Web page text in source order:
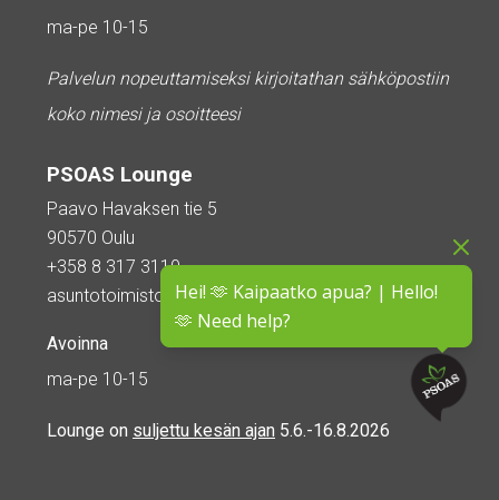
Hei! 🫶 Kaipaatko apua? | Hello!
🫶 Need help?
ma-pe 10-15
Palvelun nopeuttamiseksi kirjoitathan sähköpostiin
koko nimesi ja osoitteesi
PSOAS Lounge
Paavo Havaksen tie 5
90570 Oulu
+358 8 317 3110
asuntotoimisto@psoas.fi
Avoinna
ma-pe 10-15
Lounge on suljettu kesän ajan 5.6.-16.8.2026